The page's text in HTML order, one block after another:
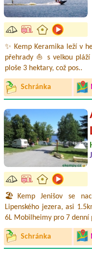
✨ Kemp Keramika leží v
přehrady ⛵ s velkou
ploše 3 hektary, což pos..
Schránka
🏖️Kemp Jenišov se
Lipenského jezera, asi
6L Mobilheimy pro 7 denní
Schránka